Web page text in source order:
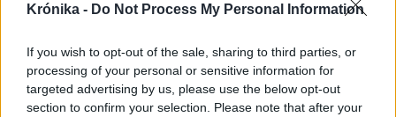
Krónika - Do Not Process My Personal Information
If you wish to opt-out of the sale, sharing to third parties, or
processing of your personal or sensitive information for
targeted advertising by us, please use the below opt-out
section to confirm your selection. Please note that after your